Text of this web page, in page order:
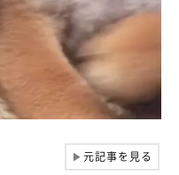
▶元記事を見る